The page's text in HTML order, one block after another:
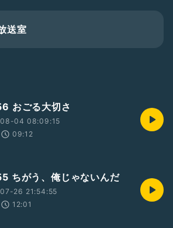
送室
おごる大切さ
04 08:09:15
09:12
ちがう、俺じゃないんだ
26 21:54:55
12:01